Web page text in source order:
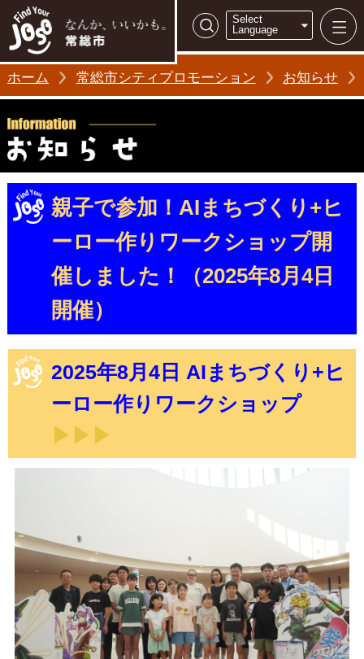
常総市シテ
検索
Select
Language
ホーム 常総市シティプロモーション お知らせ
親子で参加！AIまちづくり+ヒ
ーロー作りワークショップ開
催しました！（2025年8月4日
開催）
2025年8月4日 AIまちづくり+ヒ
ーロー作りワークショップ
▶▶▶